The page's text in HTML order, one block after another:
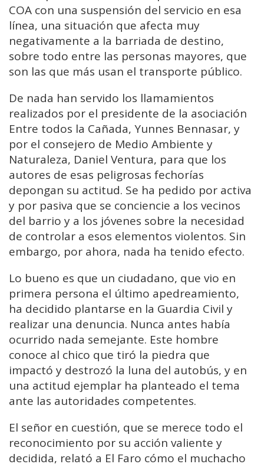
COA con una suspensión del servicio en esa
línea, una situación que afecta muy
negativamente a la barriada de destino,
sobre todo entre las personas mayores, que
son las que más usan el transporte público.
De nada han servido los llamamientos
realizados por el presidente de la asociación
Entre todos la Cañada, Yunnes Bennasar, y
por el consejero de Medio Ambiente y
Naturaleza, Daniel Ventura, para que los
autores de esas peligrosas fechorías
depongan su actitud. Se ha pedido por activa
y por pasiva que se conciencie a los vecinos
del barrio y a los jóvenes sobre la necesidad
de controlar a esos elementos violentos. Sin
embargo, por ahora, nada ha tenido efecto.
Lo bueno es que un ciudadano, que vio en
primera persona el último apedreamiento,
ha decidido plantarse en la Guardia Civil y
realizar una denuncia. Nunca antes había
ocurrido nada semejante. Este hombre
conoce al chico que tiró la piedra que
impactó y destrozó la luna del autobús, y en
una actitud ejemplar ha planteado el tema
ante las autoridades competentes.
El señor en cuestión, que se merece todo el
reconocimiento por su acción valiente y
decidida, relató a El Faro cómo el muchacho